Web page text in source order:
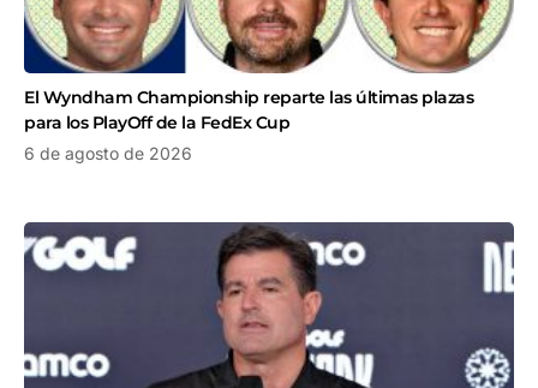
El Wyndham Championship reparte las últimas plazas
para los PlayOff de la FedEx Cup
6 de agosto de 2026